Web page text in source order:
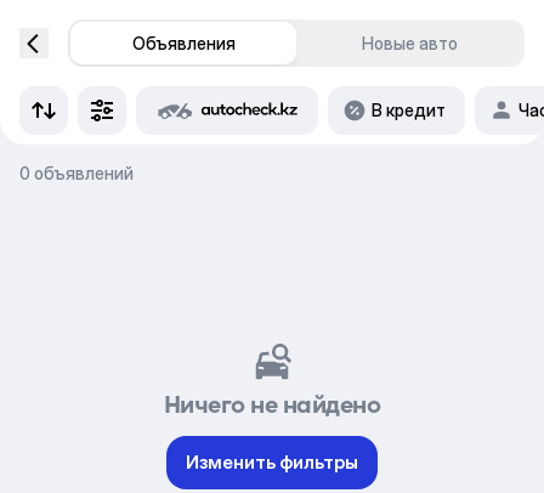
Объявления Новые авто
В кредит
0 объявлений
Ничего не найдено
Изменить фильтры